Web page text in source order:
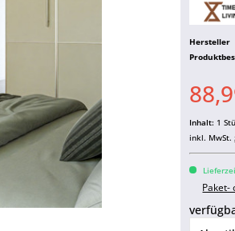
Hersteller
Inhalt: 1
inkl. MwSt.
Paket-